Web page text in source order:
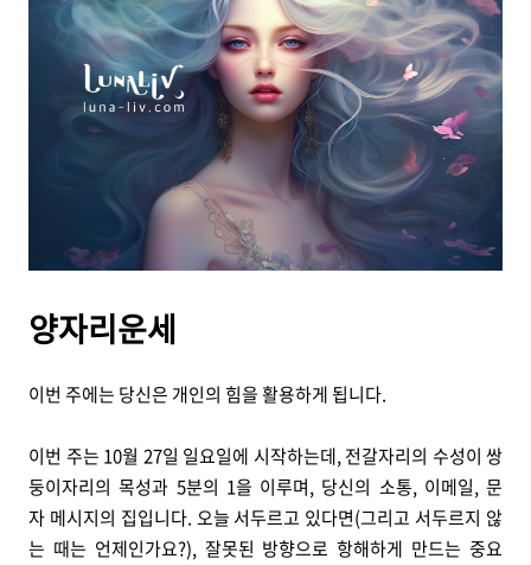
양자리운세
이번 주에는 당신은 개인의 힘을 활용하게 됩니다.
이번 주는 10월 27일 일요일에 시작하는데, 전갈자리의 수성이 쌍
둥이자리의 목성과 5분의 1을 이루며, 당신의 소통, 이메일, 문
자 메시지의 집입니다. 오늘 서두르고 있다면(그리고 서두르지 않
는 때는 언제인가요?), 잘못된 방향으로 항해하게 만드는 중요